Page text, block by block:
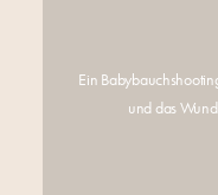
Ein
und das